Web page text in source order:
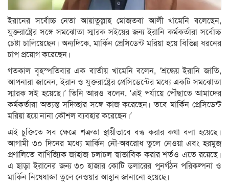
ইরানের সর্বোচ্চ নেতা আয়াতুল্লাহ মোজতবা আলী খামেনি বলেছেন,
যুক্তরাষ্ট্রের সঙ্গে সমঝোতা স্মারক সইয়ের জন্য ইরানি কর্মকর্তারা সর্বোচ্চ
চেষ্টা চালিয়েছেন। অন্যদিকে, মার্কিন প্রেসিডেন্ট মরিয়া হয়ে বিভিন্ন ধরনের
চাপ প্রয়োগ করেছেন।
গতকাল বৃহস্পতিবার এক বার্তায় খামেনি বলেন, ‘শ্রদ্ধেয় ইরানি জাতি,
আপনারা জানেন, ইরান ও যুক্তরাষ্ট্রের প্রেসিডেন্টের মধ্যে একটি সমঝোতা
স্মারক সই হয়েছে।’ তিনি আরও বলেন, ‘এই পর্যায়ে পৌঁছাতে আমাদের
কর্মকর্তারা অত্যন্ত সদিচ্ছার সঙ্গে কাজ করেছেন। তবে মার্কিন প্রেসিডেন্ট
মরিয়া হয়ে নানা কৌশল ব্যবহার করেছেন।’
এই চুক্তিতে সব ক্ষেত্রে শত্রুতা স্থায়ীভাবে বন্ধ করার কথা বলা হয়েছে।
আগামী ৩০ দিনের মধ্যে মার্কিন নৌ-অবরোধ তুলে নেওয়া এবং হরমুজ
প্রণালিতে বাণিজ্যিক জাহাজ চলাচল স্বাভাবিক করার শর্তও এতে রয়েছে।
এ ছাড়া ইরানের জন্য ৩০ হাজার কোটি ডলারের পুনর্গঠন পরিকল্পনা ও
মার্কিন নিষেধাজ্ঞা তুলে নেওয়ার আহ্বান জানানো হয়েছে।